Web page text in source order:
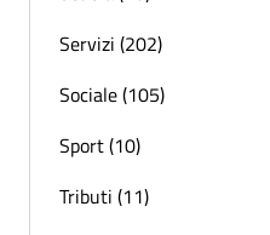
Servizi (202)
Sociale (105)
Sport (10)
Tributi (11)